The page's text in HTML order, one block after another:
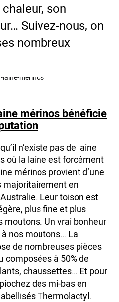
son
Suivez-nous, on
nombreux
mérinos bénéficie
n’existe pas de laine
où la laine est forcément
mérinos provient d’une
majoritairement en
Leur toison est
plus fine et plus
moutons. Un vrai bonheur
nos moutons… La
de nombreuses pièces
composées à 50% de
chaussettes… Et pour
des mi-bas en
Thermolactyl.